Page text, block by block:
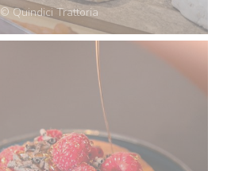
© Quindici Trattoria